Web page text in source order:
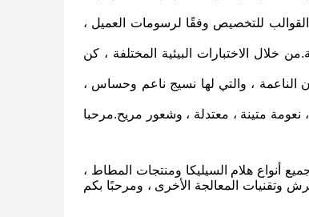
القوالب للتخصيص وفقًا لرسومات العميل ،
خلال الاختبارات البيئية المختلفة ، كن
الناعمة ، والتي لها نسيج ناعم وحساس ،
متينة ، معتدلة ، وشعور مريح.مرحبا
أنواع هلام السيليكا ومنتجات المطاط ،
وتقنيات المعالجة الأخرى ، ومرحبًا بكم